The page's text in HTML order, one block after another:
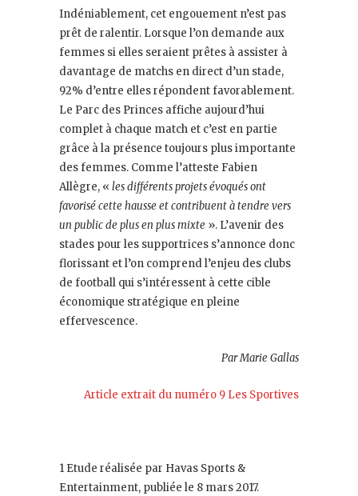
Indéniablement, cet engouement n’est pas
prêt de ralentir. Lorsque l’on demande aux
femmes si elles seraient prêtes à assister à
davantage de matchs en direct d’un stade,
92% d’entre elles répondent favorablement.
Le Parc des Princes affiche aujourd’hui
complet à chaque match et c’est en partie
grâce à la présence toujours plus importante
des femmes. Comme l’atteste Fabien
Allègre, « les différents projets évoqués ont
favorisé cette hausse etcontribuent à tendre vers
un public de plus en plus mixte ». L’avenir des
stades pour les supportrices s’annonce donc
florissant et l’on comprend l’enjeu des clubs
de football qui s’intéressent à cette cible
économique stratégique en pleine
effervescence.
Par Marie Gallas
Article extrait du numéro 9 Les Sportives
1 Etude réalisée par Havas Sports &
Entertainment, publiée le 8 mars 2017.